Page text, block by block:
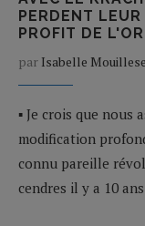
PERDENT
PROFIT DE L'OR
par Isabelle
▪ Je crois que nous
modification
connu pareille
cendres il y a 10